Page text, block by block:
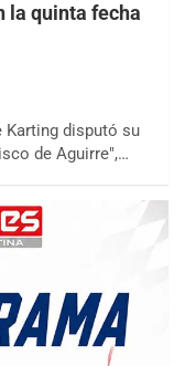
la quinta fecha
Karting disputó su
de Aguirre",…